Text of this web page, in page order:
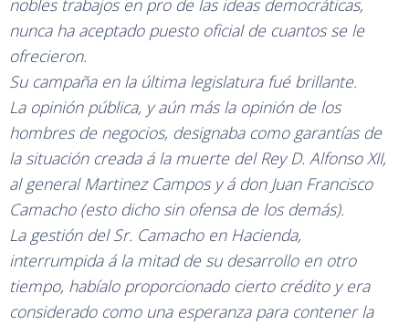
nobles trabajos en pro de las ideas democráticas,
nunca ha aceptado puesto oficial de cuantos se le
ofrecieron.
Su campaña en la última legislatura fué brillante.
La opinión pública, y aún más la opinión de los
hombres de negocios, designaba como garantías de
la situación creada á la muerte del Rey D. Alfonso XII,
al general Martinez Campos y á don Juan Francisco
Camacho (esto dicho sin ofensa de los demás).
La gestión del Sr. Camacho en Hacienda,
interrumpida á la mitad de su desarrollo en otro
tiempo, habíalo proporcionado cierto crédito y era
considerado como una esperanza para contener la